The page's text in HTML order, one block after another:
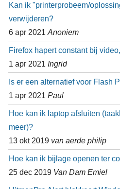
Kan ik "printerprobeem/
verwijderen?
6 apr 2021 Anoniem
Firefox hapert constant bij
1 apr 2021 Ingrid
Is er een alternatief voor Flash
1 apr 2021 Paul
Hoe kan ik laptop afsluiten
meer)?
13 okt 2019 van aerde philip
Hoe kan ik bijlage openen ter
25 dec 2019 Van Dam Emiel